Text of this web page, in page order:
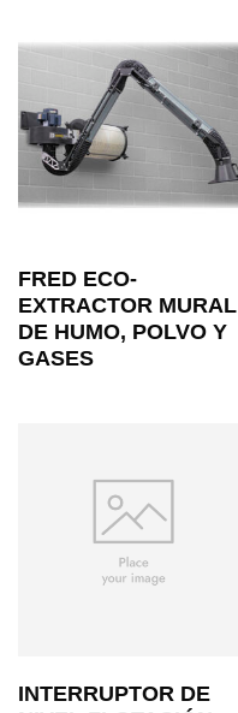
FRED ECO-
EXTRACTOR MURAL
DE HUMO, POLVO Y
GASES
INTERRUPTOR DE